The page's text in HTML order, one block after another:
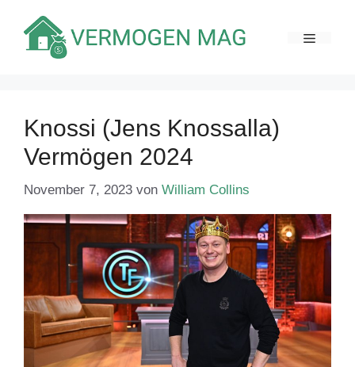
Inhalt
springen
Knossi (Jens Knossalla)
Vermögen 2024
November 7, 2023 von William Collins